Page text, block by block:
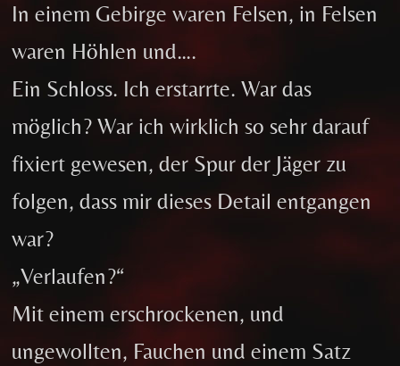
In einem Gebirge waren Felsen, in Felsen
waren Höhlen und….
Ein Schloss. Ich erstarrte. War das
möglich? War ich wirklich so sehr darauf
fixiert gewesen, der Spur der Jäger zu
folgen, dass mir dieses Detail entgangen
war?
„Verlaufen?“
Mit einem erschrockenen, und
ungewollten, Fauchen und einem Satz